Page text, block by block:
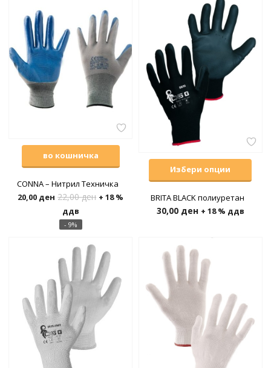
во кошничка
CONNA – Нитрил Техничка
20,00 ден 22,00ден + 18 %
ддв
- 9%
Избери опции
BRITA BLACK полиуретан
30,00 ден + 18 % ддв